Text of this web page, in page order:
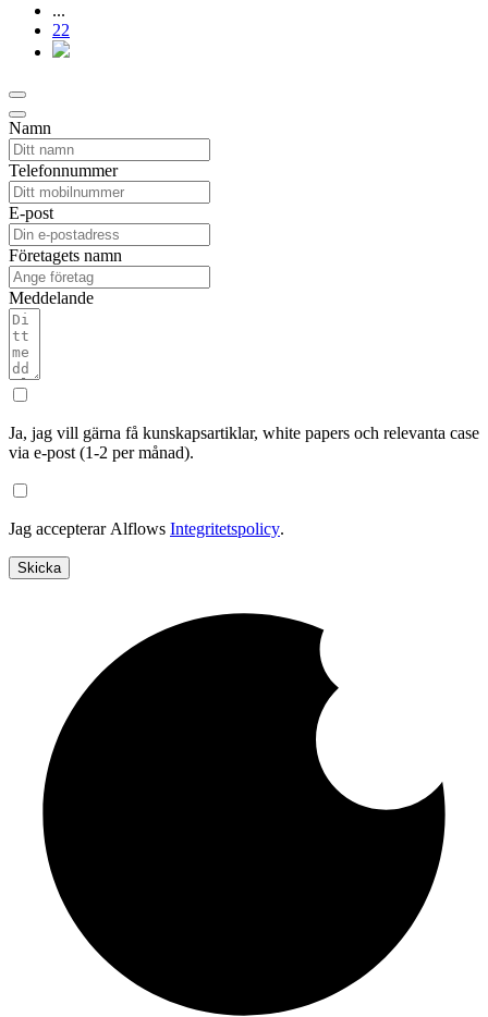
...
22
Namn
Telefonnummer
E-post
Företagets namn
Meddelande
Ja, jag vill gärna få kunskapsartiklar, white papers och relevanta case
via e-post (1-2 per månad).
Jag accepterar Alflows Integritetspolicy.
Skicka